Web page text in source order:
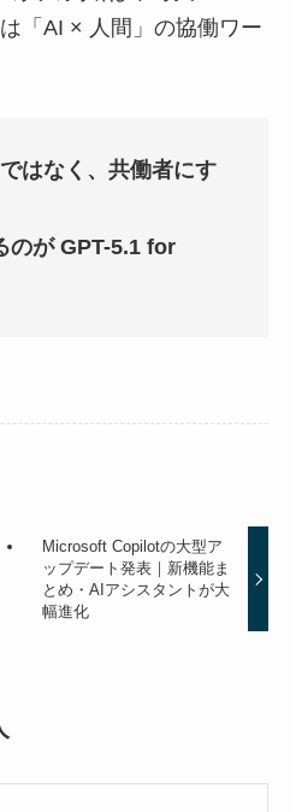
「AI × 人間」の協働ワー
はなく、共働者にす
のが GPT-5.1 for
Microsoft Copilotの大型ア
ップデート発表｜新機能ま
とめ・AIアシスタントが大
幅進化